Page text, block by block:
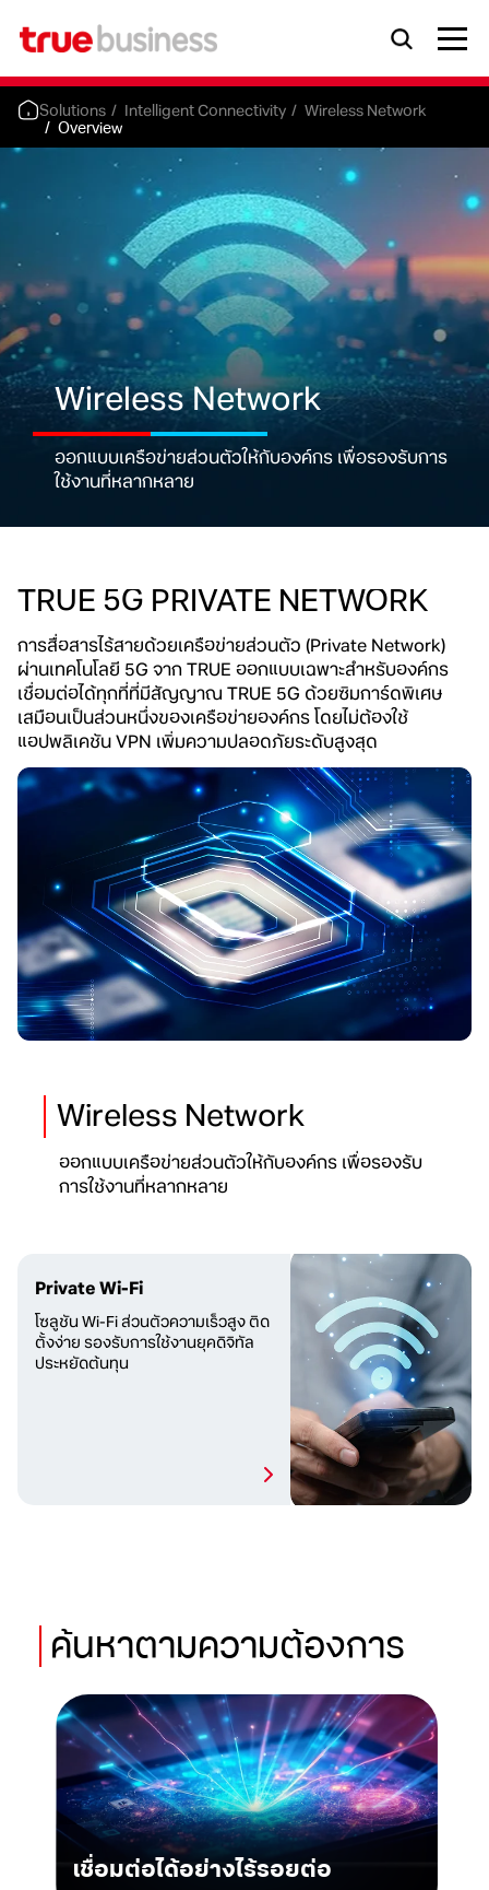
Solutions Intelligent Connectivity Wireless Network
Overview
Wireless Network
ออกแบบเครือข่ายส่วนตัวให้กับองค์กรเพื่อรองรับการ
ใช้งานที่หลากหลาย
TRUE 5G PRIVATE NETWORK
การสื่อสารไร้สายด้วยเครือข่ายส่วนตัว (Private Network)
ผ่านเทคโนโลยี 5G จาก TRUE ออกแบบเฉพาะสำหรับองค์กร
เชื่อมต่อได้ทุกที่ที่มีสัญญาณ TRUE 5G ด้วยซิมการ์ดพิเศษ
เสมือนเป็นส่วนหนึ่งของเครือข่ายองค์กร โดยไม่ต้องใช้
แอปพลิเคชัน VPN เพิ่มความปลอดภัยระดับสูงสุด
Wireless Network
ออกแบบเครือข่ายส่วนตัวให้กับองค์กร เพื่อรองรับ
การใช้งานที่หลากหลาย
Private Wi-Fi
โซลูชัน Wi-Fi ส่วนตัวความเร็วสูง ติด
ตั้งง่าย รองรับการใช้งานยุคดิจิทัล
ประหยัดต้นทุน
ค้นหาตามความต้องการ
เชื่อมต่อได้อย่างไร้รอยต่อ